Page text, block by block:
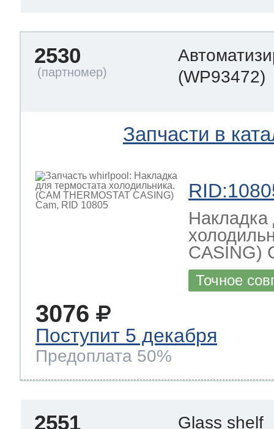
2530
(WP93472)
Запчасти в
Накладка
CASING)
Точное
3076
Поступит 5 декабря
Предоплата 50%
2551 Glass shelf